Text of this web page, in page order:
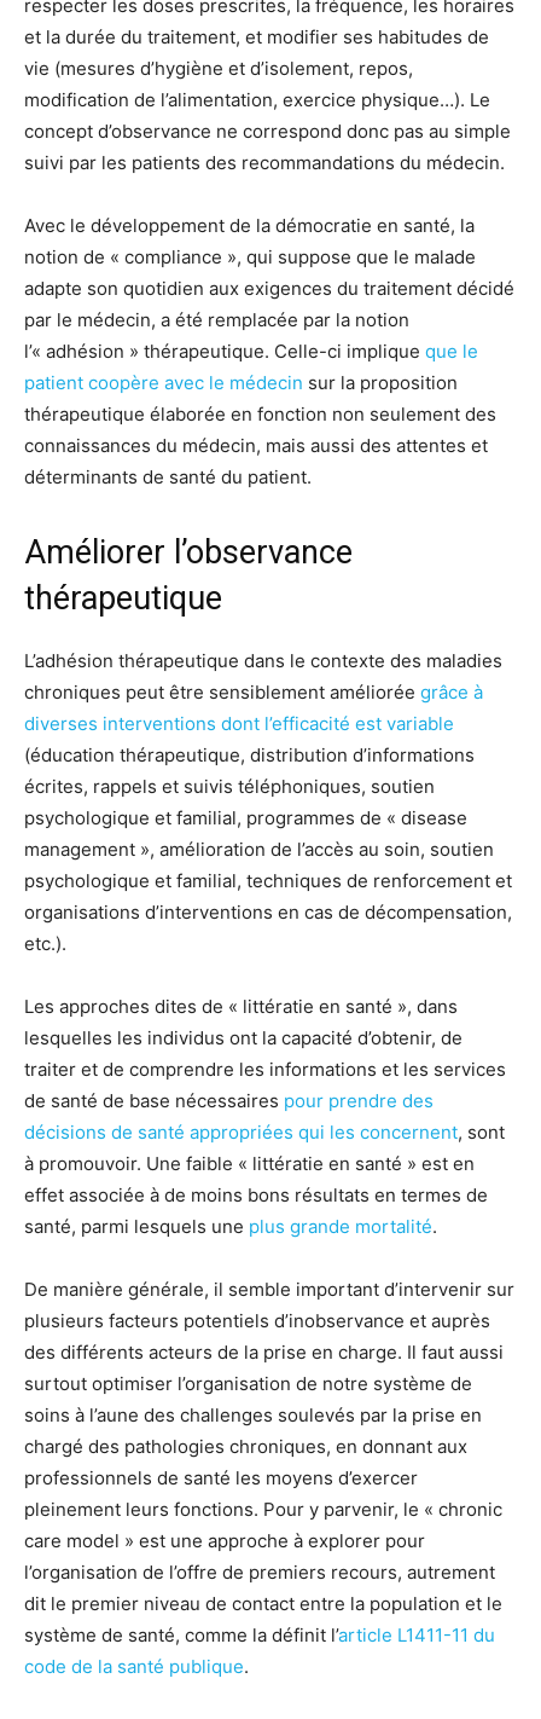
respecter les doses prescrites, la fréquence, les horaires
et la durée du traitement, et modifier ses habitudes de
vie (mesures d’hygiène et d’isolement, repos,
modification de l’alimentation, exercice physique…). Le
concept d’observance ne correspond donc pas au simple
suivi par les patients des recommandations du médecin.
Avec le développement de la démocratie en santé, la
notion de « compliance », qui suppose que le malade
adapte son quotidien aux exigences du traitement décidé
par le médecin, a été remplacée par la notion
l’« adhésion » thérapeutique. Celle-ci implique que le
patient coopère avec le médecin sur la proposition
thérapeutique élaborée en fonction non seulement des
connaissances du médecin, mais aussi des attentes et
déterminants de santé du patient.
Améliorer l’observance
thérapeutique
L’adhésion thérapeutique dans le contexte des maladies
chroniques peut être sensiblement améliorée grâce à
diverses interventions dont l’efficacité est variable
(éducation thérapeutique, distribution d’informations
écrites, rappels et suivis téléphoniques, soutien
psychologique et familial, programmes de « disease
management », amélioration de l’accès au soin, soutien
psychologique et familial, techniques de renforcement et
organisations d’interventions en cas de décompensation,
etc.).
Les approches dites de « littératie en santé », dans
lesquelles les individus ont la capacité d’obtenir, de
traiter et de comprendre les informations et les services
de santé de base nécessaires pour prendre des
décisions de santé appropriées qui les concernent, sont
à promouvoir. Une faible « littératie en santé » est en
effet associée à de moins bons résultats en termes de
santé, parmi lesquels une plus grande mortalité.
De manière générale, il semble important d’intervenir sur
plusieurs facteurs potentiels d’inobservance et auprès
des différents acteurs de la prise en charge. Il faut aussi
surtout optimiser l’organisation de notre système de
soins à l’aune des challenges soulevés par la prise en
chargé des pathologies chroniques, en donnant aux
professionnels de santé les moyens d’exercer
pleinement leurs fonctions. Pour y parvenir, le « chronic
care model » est une approche à explorer pour
l’organisation de l’offre de premiers recours, autrement
dit le premier niveau de contact entre la population et le
système de santé, comme la définit l’article L1411-11 du
code de la santé publique.